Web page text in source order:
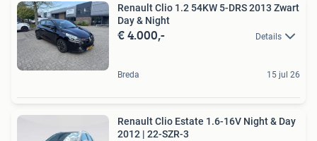
Renault Clio 1.2 54KW 5-DRS 2013 Zwart
Day & Night
€ 4.000,- Details
Breda 15 jul 26
Renault Clio Estate 1.6-16V Night & Day
2012 | 22-SZR-3